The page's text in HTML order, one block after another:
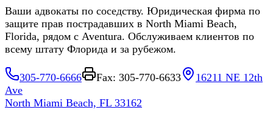
Ваши адвокаты по соседству. Юридическая фирма по
защите прав пострадавших в North Miami Beach,
Florida, рядом с Aventura. Обслуживаем клиентов по
всему штату Флорида и за рубежом.
305-770-6666 Fax: 305-770-6633
16211 NE 12th
Ave
North Miami Beach, FL 33162